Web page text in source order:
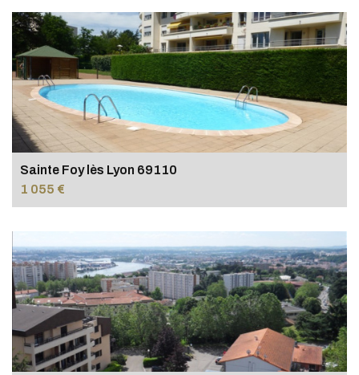
Sainte Foy lès Lyon 69110
1 055 €